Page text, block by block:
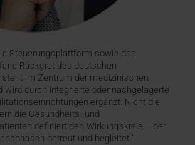
Steuerungsplattform sowie das
Rückgrat des deutschen
im Zentrum der medizinischen
durch integrierte oder nachgelagerte
ergänzt. Nicht die
die Gesundheits- und
definiert den Wirkungskreis – der
betreut und begleitet."